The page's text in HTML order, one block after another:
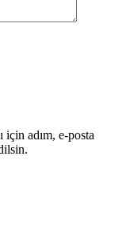
için adım, e-posta